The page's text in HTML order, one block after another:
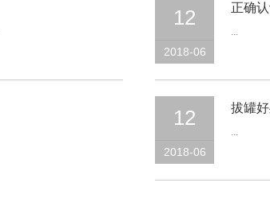
12
2018-06
正确
...
12
2018-06
拔罐
...